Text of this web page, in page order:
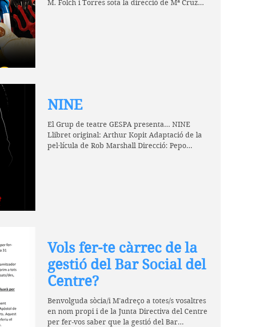
M. Folch i Torres sota la direcció de Mª Cruz...
NINE
El Grup de teatre GESPA presenta... NINE
Llibret original: Arthur Kopit Adaptació de la
pel·lícula de Rob Marshall Direcció: Pepo
Vols fer-te càrrec de la
gestió del Bar Social del
Centre?
Benvolguda sòcia/i M'adreço a totes/s vosaltres
en nom propi i de la Junta Directiva del Centre
per fer-vos saber que la gestió del Bar...